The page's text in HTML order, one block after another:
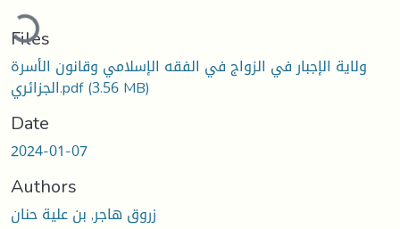
Files
ولاية الإجبار في الزواج في الفقه الإسلامي وقانون الأسرة
الجزائري.pdf(3.56 MB)
Date
2024-01-07
Authors
زروق هاجر, بن علية حنان